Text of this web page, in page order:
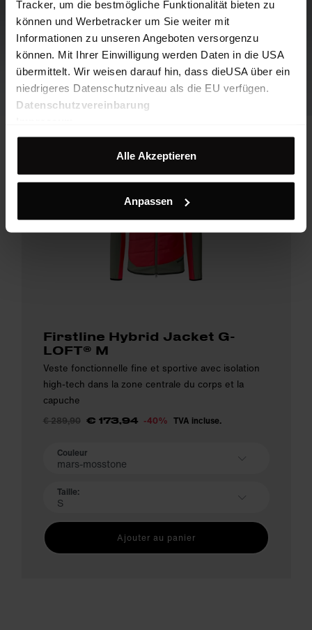
Tracker, um die bestmögliche Funktionalität bieten zu
können und Werbetracker um Sie weiter mit
Informationen zu unseren Angeboten versorgenzu
können. Mit Ihrer Einwilligung werden Daten in die USA
übermittelt. Wir weisen darauf hin, dass dieUSA über ein
niedrigeres Datenschutzniveau als die EU verfügen.
Datenschutzvereinbarung
Alle Akzeptieren
Anpassen
Firstline Hybrid Jacket G-
LOFT® M
Veste fonctionnelle fine et sportive avec isolation
high-tech dans la zone centrale du corps et la
capuche
€ 289,90 € 173,94 -40% TVA incluse.
Couleur
mars-mosstone
Taille:
S
Ajouter au panier